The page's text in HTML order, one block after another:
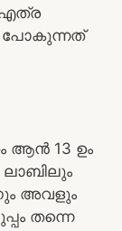
പോകുന്നത്
ആൻ 13 ഉം
അവളും
തന്നെ